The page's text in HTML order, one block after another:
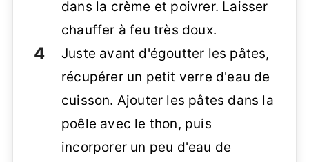
dans la crème et poivrer. Laisser
chauffer à feu très doux.
Juste avant d'égoutter les pâtes,
récupérer un petit verre d'eau de
cuisson. Ajouter les pâtes dans la
poêle avec le thon, puis
incorporer un peu d'eau de